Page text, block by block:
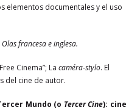
elementos documentales y el uso
francesa e inglesa.
Cinema”; Lacaméra-stylo. El
del cine de autor.
Mundo (o Tercer Cine): cine